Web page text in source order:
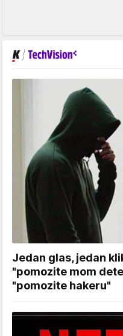
Jedan glas, jedan
"pomozite mom
"pomozite hakeru"